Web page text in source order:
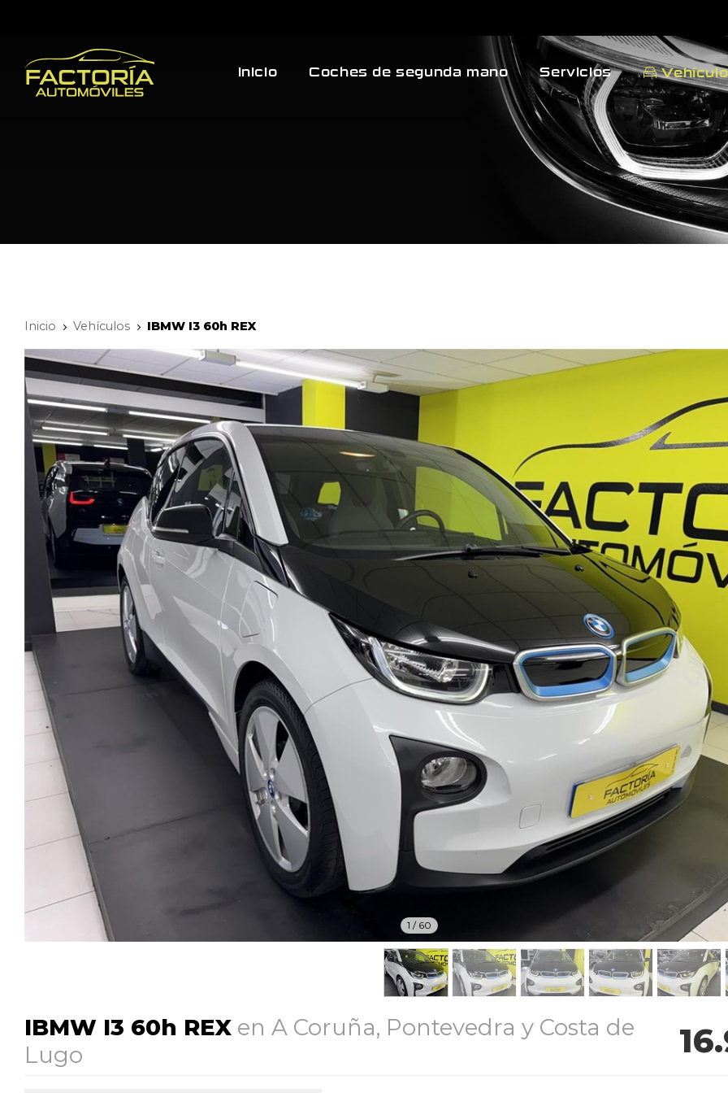
Inicio Coches de segunda mano Servicios
Inicio Vehículos IBMW I3 60h REX
1 / 60
IBMW I3 60h REX en A Coruña, Pontevedra y Costa de
Lugo